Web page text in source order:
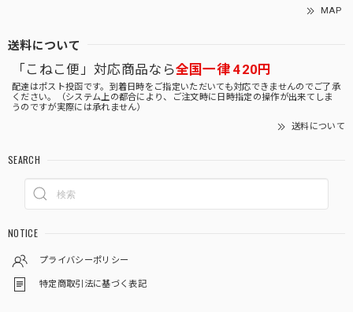
MAP
送料について
「こねこ便」対応商品なら全国一律 420円
配達はポスト投函です。到着日時をご指定いただいても対応できませんのでご了承
ください。（システム上の都合により、ご注文時に日時指定の操作が出来てしま
うのですが実際には承れません）
送料について
SEARCH
NOTICE
プライバシーポリシー
特定商取引法に基づく表記